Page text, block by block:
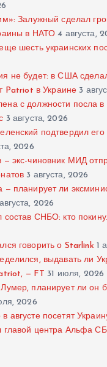
Залужный сделал
в НАТО 4 августа,
шесть украинских
не будет: в США
Patriot в Украине 3
с должности посла
3 августа, 2026
подтвердил его
2026
— экс-чиновник МИД
3 августа, 2026
— планирует ли
2026
состав СНБО: кто
говорить о Starlink 1
выдавать ли
— FT 31 июля, 2026
планирует ли он
2026
августе посетят
главой центра Альфа